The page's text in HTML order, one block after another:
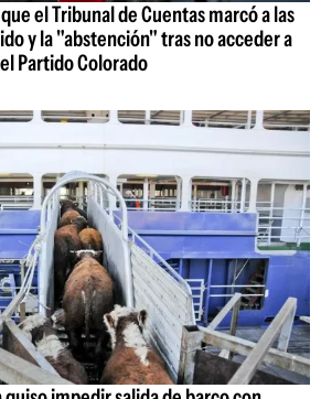
el Tribunal de Cuentas marcó a las
y la "abstención" tras no acceder a
Partido Colorado